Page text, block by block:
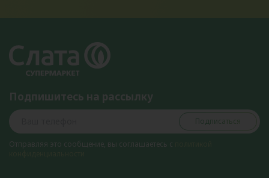
Подпишитесь на рассылку
Подписаться
Отправляя это сообщение, вы соглашаетесь с